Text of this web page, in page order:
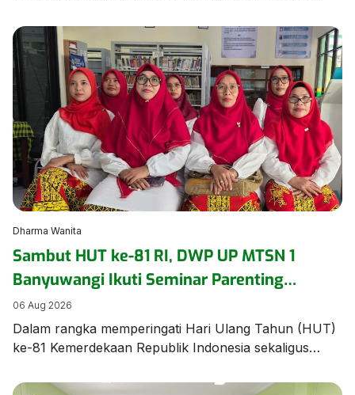
Kirana, siswi berbakat dari rombel 8.9, yang terpilih
mewakili madrasah dan Kabupaten Banyuwangi pada
ajang bergengsi Jambore Nasional (Jamnas) XII 2026
di Cibubur, Jakarta, pada 13–20 Agustus. Acara
pelepasan berlangsung khidmat dan penuh haru,
dihadiri oleh civitas […]
Dharma Wanita
Sambut HUT ke-81 RI, DWP UP MTSN 1
Banyuwangi Ikuti Seminar Parenting
Pendidikan Inklusif untuk Dorong
Kepercayaan Diri Anak
06 Aug 2026
Dalam rangka memperingati Hari Ulang Tahun (HUT)
ke-81 Kemerdekaan Republik Indonesia sekaligus
berkebutuhan khusus, Dharma Wanita Persatuan